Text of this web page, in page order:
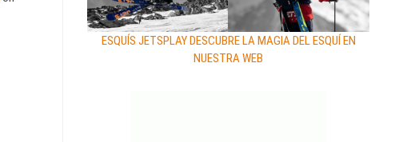
ESQUÍS JETSPLAY DESCUBRE LA MAGIA DEL ESQUÍ EN
NUESTRA WEB